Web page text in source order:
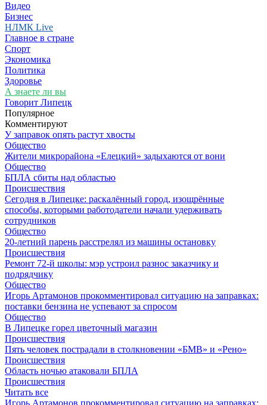
Видео
Бизнес
НЛМК Live
Главное в стране
Спорт
Экономика
Политика
Здоровье
А знаете ли вы
Говорит Липецк
Популярное
Комментируют
У заправок опять растут хвосты
Общество
Жители микрорайона «Елецкий» задыхаются от вони
Общество
БПЛА сбиты над областью
Происшествия
Сегодня в Липецке: раскалённый город, изощрённые
способы, которыми работодатели начали удерживать
сотрудников
Общество
20-летний парень расстрелял из машины остановку
Происшествия
Ремонт 72‑й школы: мэр устроил разнос заказчику и
подрядчику
Общество
Игорь Артамонов прокомментировал ситуацию на заправках:
поставки бензина не успевают за спросом
Общество
В Липецке горел цветочный магазин
Происшествия
Пять человек пострадали в столкновении «БМВ» и «Рено»
Происшествия
Область ночью атаковали БПЛА
Происшествия
Читать все
Игорь Артамонов прокомментировал ситуацию на заправках: